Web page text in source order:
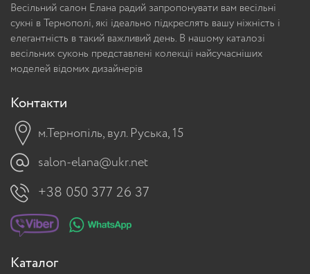
Весільний салон Елана радий запропонувати вам весільні
сукні в Тернополі, які ідеально підкреслять вашу ніжність і
елегантність в такий важливий день. В нашому каталозі
весільних суконь представлені колекції найсучасніших
моделей відомих дизайнерів
Контакти
м.Тернопіль, вул. Руська, 15
salon-elana@ukr.net
+38 050 377 26 37
Каталог